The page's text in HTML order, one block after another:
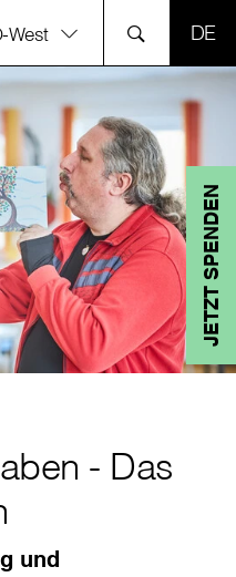
West
JETZT SPENDEN
- Das
und